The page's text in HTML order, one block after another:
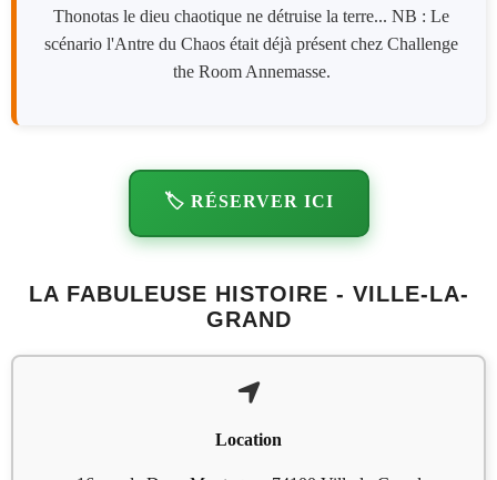
Thonotas le dieu chaotique ne détruise la terre... NB : Le
scénario l'Antre du Chaos était déjà présent chez Challenge
the Room Annemasse.
🏷️ RÉSERVER ICI
LA FABULEUSE HISTOIRE - VILLE-LA-
GRAND
Location